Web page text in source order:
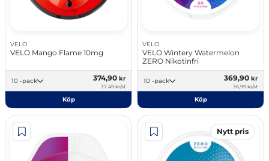
VELO
VELO Mango Flame 10mg
10 -pack 374,90 kr
37,49 kr/st
Köp
VELO
VELO Wintery Watermelon
ZERO Nikotinfri
10 -pack 369,90 kr
36,99 kr/st
Köp
Nytt pris